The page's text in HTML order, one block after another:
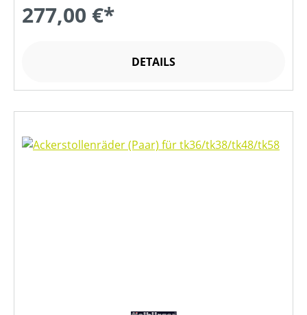
277,00 €*
DETAILS